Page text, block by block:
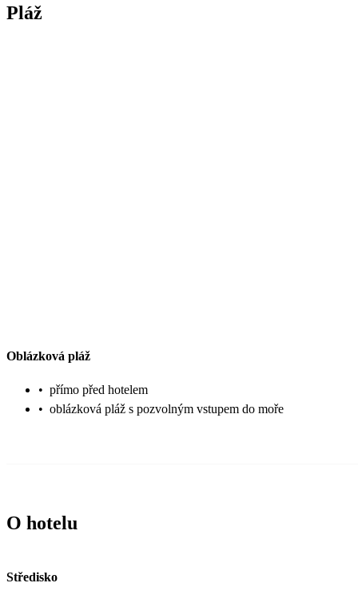
Pláž
Oblázková pláž
• přímo před hotelem
• oblázková pláž s pozvolným vstupem do moře
O hotelu
Středisko